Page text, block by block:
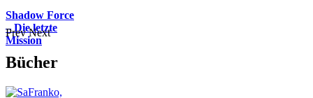
Shadow Force
– Die letzte
Mission
Prev Next
Bücher